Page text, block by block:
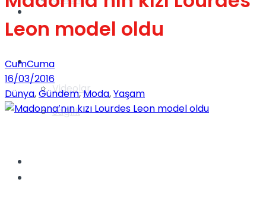
Videolar
Gündem
Yaşam
Sağlık
Leon model oldu
CumCuma
16/03/2016
Dünya,Gündem,Moda,Yaşam